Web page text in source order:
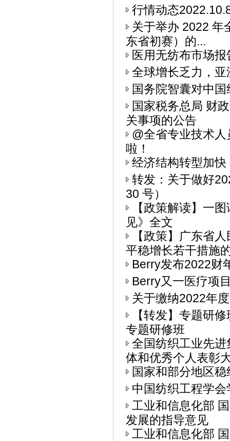
行情动态
关于举办 2022 年
东省初赛）的...
医用无纺布市场报
全球增长乏力，
国务院智囊对中
国家税务总局 财
关事项的公告
@全省专业技术
啦！
经济结构转型加
转发：关于做好
30 号）
【政策解读】一
见》全文
【政策】广东省
平稳增长若干措施
Berry发布2022财
Berry又一医疗项
关于缴纳2022年
【转发】专题研
专题研修班
全国纺织工业先
体和优秀个人表彰
国家和部分地区
中国纺织工程学
工业和信息化部
发展的指导意见
工业和信息化部